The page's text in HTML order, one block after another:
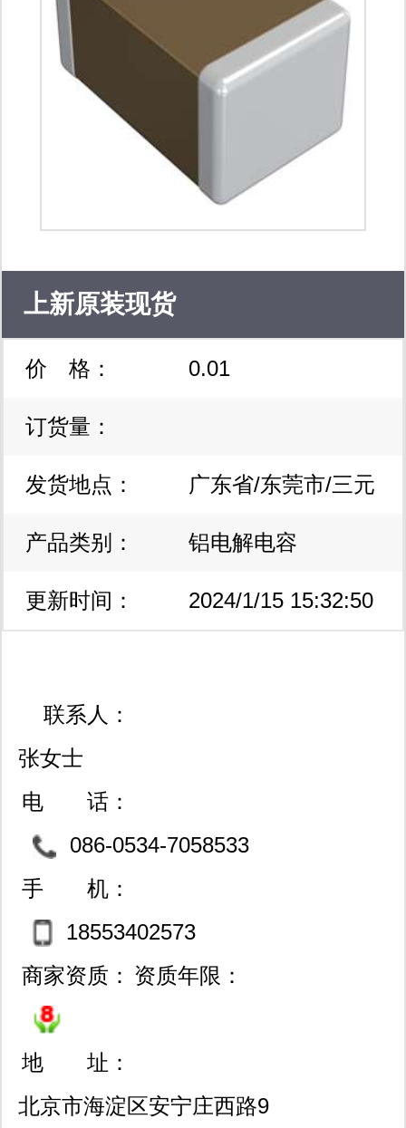
片机 富仕通单片机:电源管理芯片代
理:pi电源管理芯片 启达电源管理芯片
芯朋微电源管理芯片 中科微马达驱动
上新原装现货
grm0335c1h390ja01d 陶瓷电
容器 c0g，np0 0201（0603 公
制）
价 格： 0.01
订货量：
发货地点： 广东省/东莞市/三元
里
产品类别： 铝电解电容
更新时间： 2024/1/15 15:32:50
联系人：
张女士
电 话：
086-0534-7058533
手 机：
18553402573
商家资质： 资质年限：
地 址：
北京市海淀区安宁庄西路9